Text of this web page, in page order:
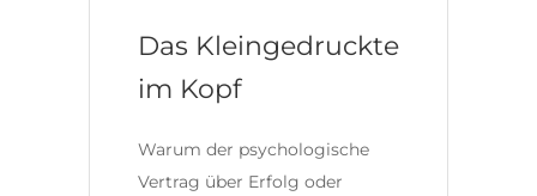
Das Kleingedruckte
im Kopf
Warum der psychologische
Vertrag über Erfolg oder